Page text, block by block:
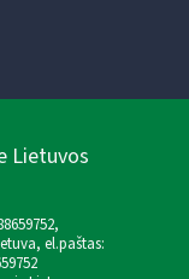
Lietuvos
el.paštas: